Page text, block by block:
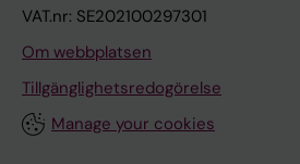
VAT.nr: SE202100297301
Om webbplatsen
Tillgänglighetsredogörelse
Manage your cookies